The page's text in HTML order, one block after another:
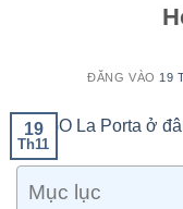
ĐĂNG VÀO 19
19
Th11
Mục lục